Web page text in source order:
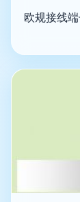
欧规接线